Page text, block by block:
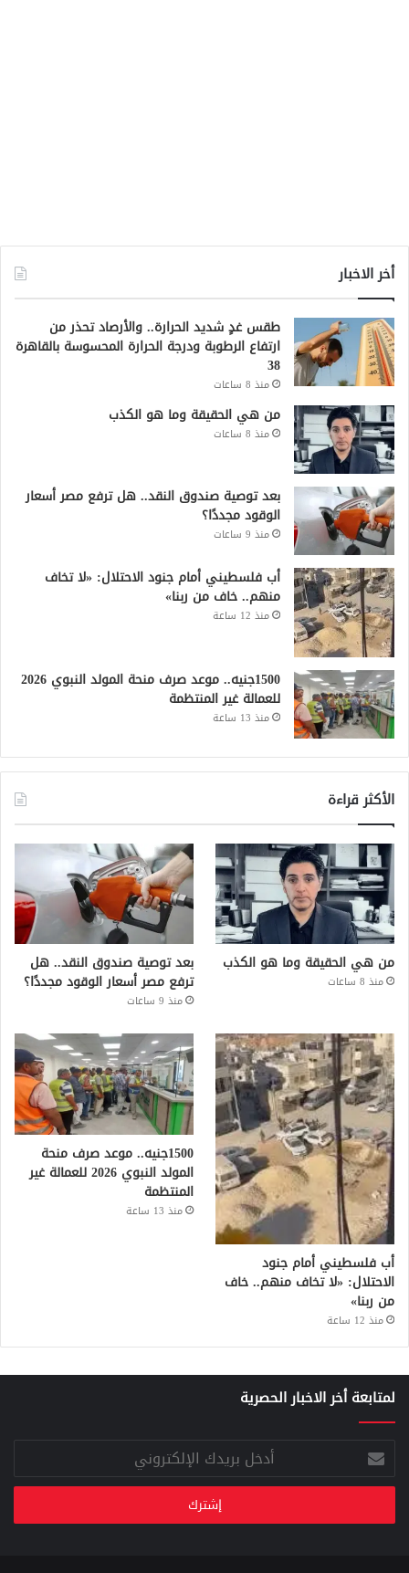
أخر الاخبار
طقس غدٍ شديد الحرارة.. والأرصاد تحذر من
ارتفاع الرطوبة ودرجة الحرارة المحسوسة بالقاهرة
38
منذ 8 ساعات
من هي الحقيقة وما هو الكذب
منذ 8 ساعات
بعد توصية صندوق النقد.. هل ترفع مصر أسعار
الوقود مجددًا؟
منذ 9 ساعات
أب فلسطيني أمام جنود الاحتلال: «لا تخاف
منهم.. خاف من ربنا»
منذ 12 ساعة
1500جنيه.. موعد صرف منحة المولد النبوي 2026
للعمالة غير المنتظمة
منذ 13 ساعة
الأكثر قراءة
من هي الحقيقة وما هو الكذب
منذ 8 ساعات
بعد توصية صندوق النقد.. هل
ترفع مصر أسعار الوقود مجددًا؟
منذ 9 ساعات
أب فلسطيني أمام جنود
الاحتلال: «لا تخاف منهم.. خاف
من ربنا»
منذ 12 ساعة
1500جنيه.. موعد صرف منحة
المولد النبوي 2026 للعمالة غير
المنتظمة
منذ 13 ساعة
لمتابعة أخر الاخبار الحصرية
أدخل
بريدك
الإلكتروني